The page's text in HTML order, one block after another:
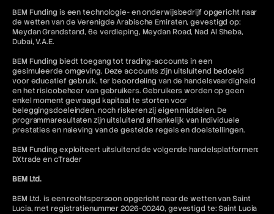
BEM Funding is een technologie- en onderwijsbedrijf opgericht naar
de wetten van de Verenigde Arabische Emiraten, gevestigd op:
Meydan Grandstand, 6e verdieping, Meydan Road, Nad Al Sheba,
Dubai, V.A.E.
BEM Funding biedt toegang tot trading-accounts in een
gesimuleerde omgeving. Deze accounts zijn uitsluitend bedoeld
voor educatief gebruik, ter beoordeling van de handelsvaardigheid
en het risicobeheer van gebruikers. Gebruikers worden op geen
enkel moment gevraagd kapitaal te storten voor
beleggingsdoeleinden, noch riskeren zij eigen middelen. De
programmaresultaten zijn uitsluitend afhankelijk van individuele
prestaties en naleving van de gestelde regels en doelstellingen.
BEM Funding exploiteert uitsluitend de volgende handelsplatformen:
DXtrade en cTrader
BEM Ltd.
BEM Ltd. is een rechtspersoon opgericht naar de wetten van Saint
Lucia, met registratienummer 2026-00240, gevestigd te: Saint Lucia